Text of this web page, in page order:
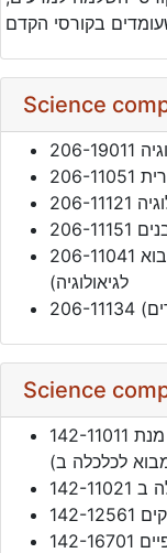
Science
206-11041 מבוא לגיאולוגיה דינמית (קורס קדם: מבוא
לגיאולוגיה)
Science
142-11011 מבוא לכלכלה א’ (חייב ציון סופי 70 על מנת
לכלכלה ב)